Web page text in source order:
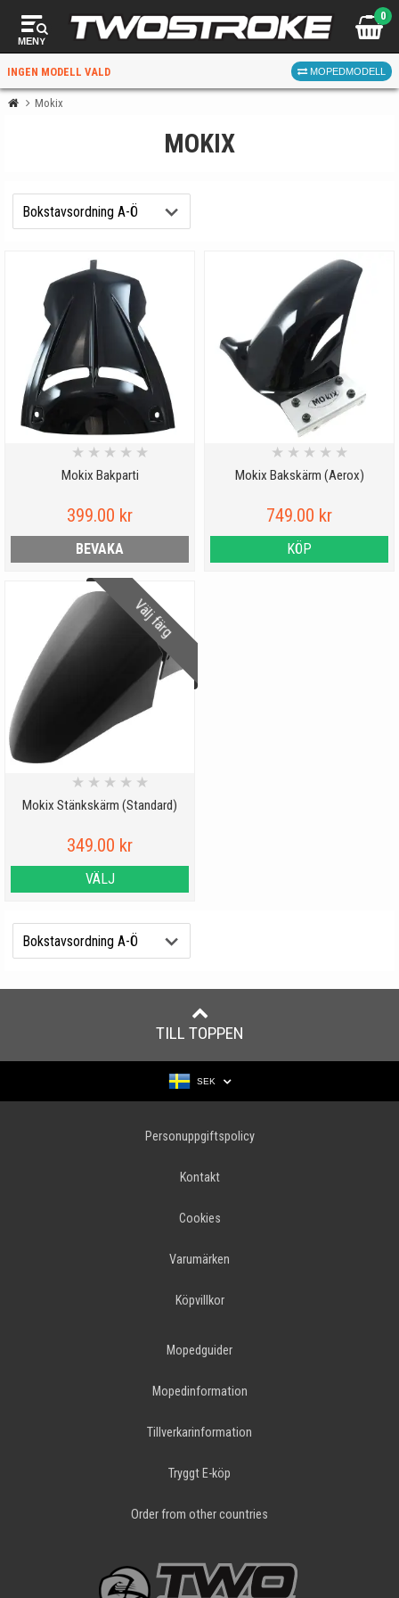
MENY
0
INGEN MODELL VALD MOPEDMODELL
VÄLJ MOPEDFÖR RÄTT DELAR
När du valt kommer butiken visa delar för vald moped
och universella produkter.
Mokix
MOKIX
Mokix Bakparti
★ ★ ★ ★ ★
399.00 kr
BEVAKA
Mokix Bakskärm (Aerox)
★ ★ ★ ★ ★
749.00 kr
KÖP
Välj färg
Mokix Stänkskärm (Standard)
★ ★ ★ ★ ★
349.00 kr
VÄLJ
TILL TOPPEN
SEK
Personuppgiftspolicy
Kontakt
Cookies
Varumärken
Köpvillkor
Mopedguider
Mopedinformation
Tillverkarinformation
Tryggt E-köp
Order from other countries